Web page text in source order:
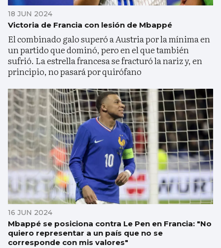
18 JUN 2024
Victoria de Francia con lesión de Mbappé
El combinado galo superó a Austria por la mínima en
un partido que dominó, pero en el que también
sufrió. La estrella francesa se fracturó la nariz y, en
principio, no pasará por quirófano
16 JUN 2024
Mbappé se posiciona contra Le Pen en Francia: "No
quiero representar a un país que no se
corresponde con mis valores"